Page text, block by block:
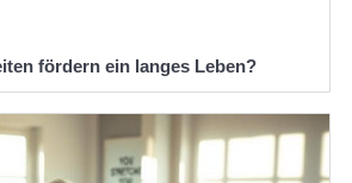
fördern ein langes Leben?